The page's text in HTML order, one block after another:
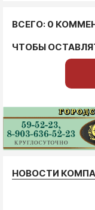
ВСЕГО: 0
ЧТОБЫ
НОВОСТИ